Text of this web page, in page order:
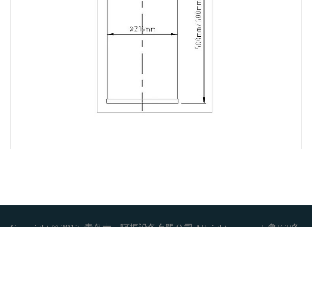
Copyright © 2017. 青岛大一隔振设备有限公司 All rights reserved. 鲁ICP备